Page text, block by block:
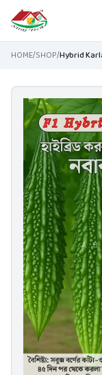
Skip to main content
HOME/SHOP/